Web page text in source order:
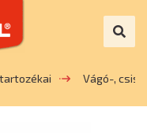
Vágó-,